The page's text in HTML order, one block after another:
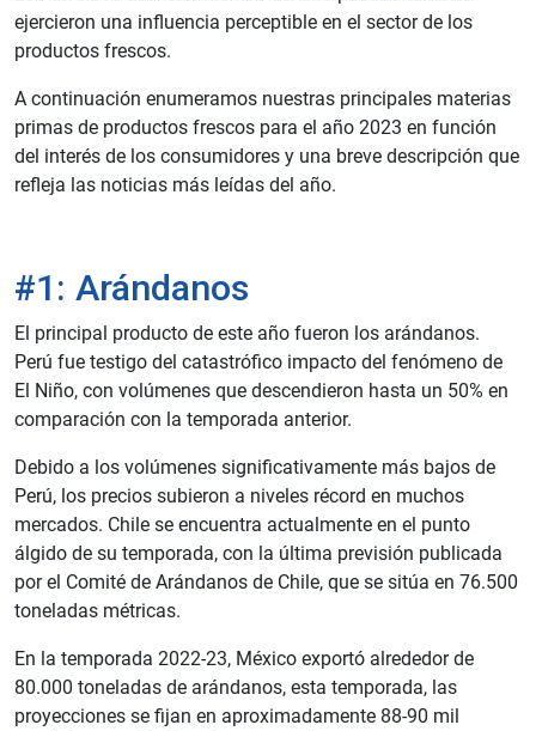
ejercieron una influencia perceptible en el sector de los
productos frescos.
A continuación enumeramos nuestras principales materias
primas de productos frescos para el año 2023 en función
del interés de los consumidores y una breve descripción que
refleja las noticias más leídas del año.
#1: Arándanos
El principal producto de este año fueron los arándanos.
Perú fue testigo del catastrófico impacto del fenómeno de
El Niño, con volúmenes que descendieron hasta un 50% en
comparación con la temporada anterior.
Debido a los volúmenes significativamente más bajos de
Perú, los precios subieron a niveles récord en muchos
mercados. Chile se encuentra actualmente en el punto
álgido de su temporada, con la última previsión publicada
por el Comité de Arándanos de Chile, que se sitúa en 76.500
toneladas métricas.
En la temporada 2022-23, México exportó alrededor de
80.000 toneladas de arándanos, esta temporada, las
proyecciones se fijan en aproximadamente 88-90 mil